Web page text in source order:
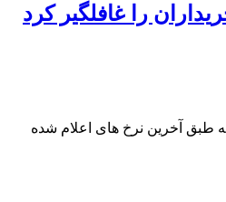
عیار خریداران را غافلگیر کرد
سکه طبق آخرین نرخ های اعلام شده